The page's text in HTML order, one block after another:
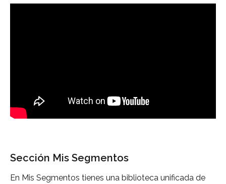
Sección Mis Segmentos
En Mis Segmentos tienes una biblioteca unificada de